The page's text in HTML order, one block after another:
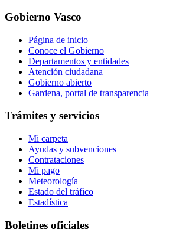
Gobierno Vasco
Página de inicio
Conoce el Gobierno
Departamentos y entidades
Atención ciudadana
Gobierno abierto
Gardena, portal de transparencia
Trámites y servicios
Mi carpeta
Ayudas y subvenciones
Contrataciones
Mi pago
Meteorología
Estado del tráfico
Estadística
Boletines oficiales